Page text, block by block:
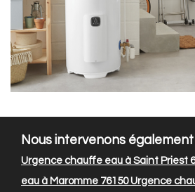
Nous intervenons également
Urgence chauffe eau à Saint Priest
eau à Maromme 76150Urgence